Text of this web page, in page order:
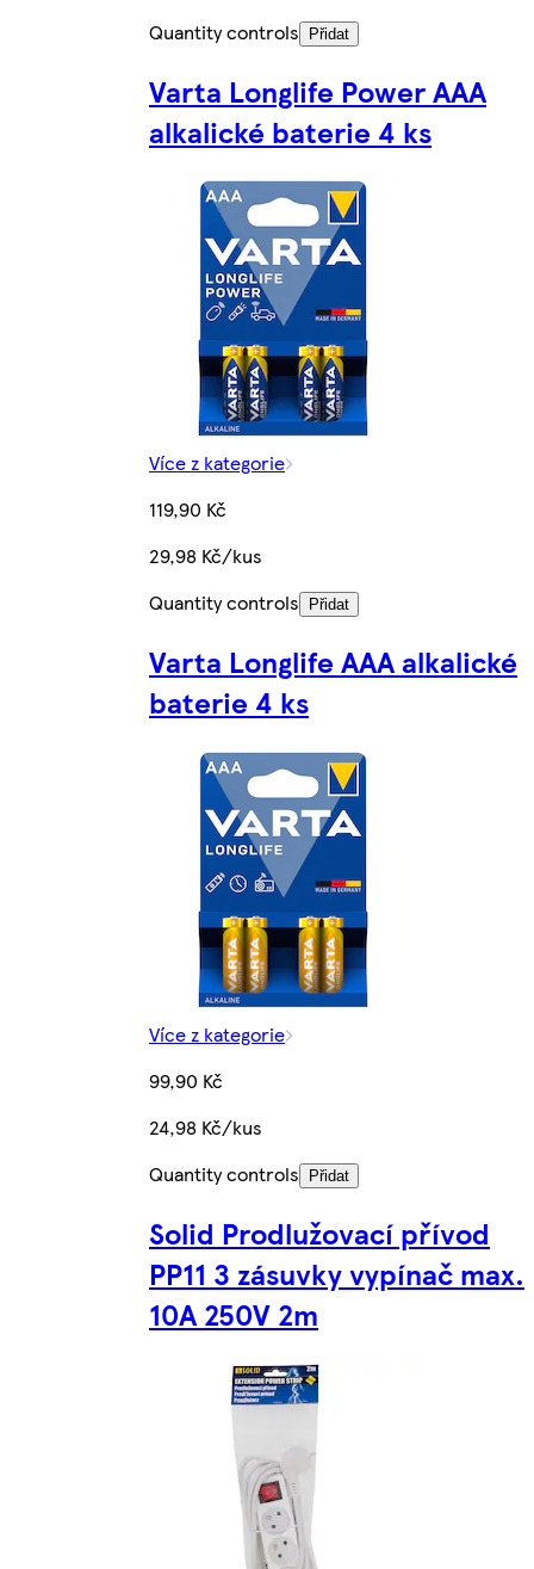
Quantity controls
Přidat
Varta Longlife Power AAA
alkalické baterie 4 ks
Více z kategorie
119,90 Kč
29,98 Kč/kus
Quantity controls
Přidat
Varta Longlife AAA alkalické
baterie 4 ks
Více z kategorie
99,90 Kč
24,98 Kč/kus
Quantity controls
Přidat
Solid Prodlužovací přívod
PP11 3 zásuvky vypínač max.
10A 250V 2m